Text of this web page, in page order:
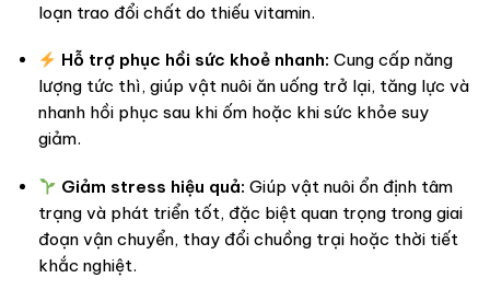
loạn trao đổi chất do thiếu vitamin.
Hỗ trợ phục hồi sức khoẻ nhanh: Cung cấp năng
lượng tức thì, giúp vật nuôi ăn uống trở lại, tăng lực và
nhanh hồi phục sau khi ốm hoặc khi sức khỏe suy
giảm.
Giảm stress hiệu quả: Giúp vật nuôi ổn định tâm
trạng và phát triển tốt, đặc biệt quan trọng trong giai
đoạn vận chuyển, thay đổi chuồng trại hoặc thời tiết
khắc nghiệt.